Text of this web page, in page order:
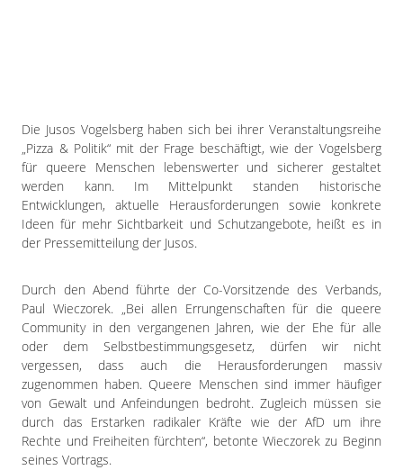
Schwalm
Fulda
Gießen
Impressum
Datenschutzerklärung
Die Jusos Vogelsberg haben sich bei ihrer Veranstaltungsreihe
„Pizza & Politik“ mit der Frage beschäftigt, wie der Vogelsberg
für queere Menschen lebenswerter und sicherer gestaltet
werden kann. Im Mittelpunkt standen historische
Entwicklungen, aktuelle Herausforderungen sowie konkrete
Ideen für mehr Sichtbarkeit und Schutzangebote, heißt es in
der Pressemitteilung der Jusos.
Durch den Abend führte der Co-Vorsitzende des Verbands,
Paul Wieczorek. „Bei allen Errungenschaften für die queere
Community in den vergangenen Jahren, wie der Ehe für alle
oder dem Selbstbestimmungsgesetz, dürfen wir nicht
vergessen, dass auch die Herausforderungen massiv
zugenommen haben. Queere Menschen sind immer häufiger
von Gewalt und Anfeindungen bedroht. Zugleich müssen sie
durch das Erstarken radikaler Kräfte wie der AfD um ihre
Rechte und Freiheiten fürchten“, betonte Wieczorek zu Beginn
seines Vortrags.